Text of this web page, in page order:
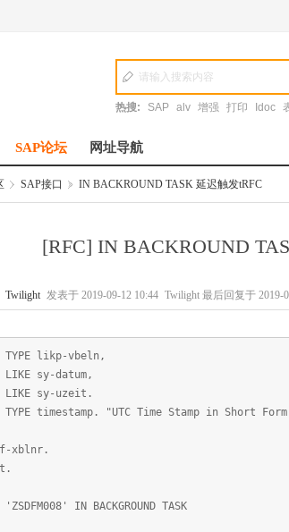
热搜: SAP alv 增强 打印 Idoc
SAP论坛 网址导航
› SAP接口 » IN BACKROUND TASK 延迟触发tRFC
[RFC] IN BACKROUND
Twilight 发表于 2019-09-12 10:44 Twilight 最后回复于 2019-
likp-vbeln,
sy-datum,
sy-uzeit.
timestamp. "UTC Time Stamp in Short Form
xblnr.
IN BACKGROUND TASK